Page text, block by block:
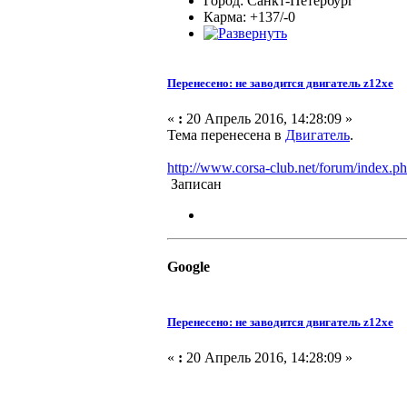
Карма: +137/-0
Перенесено: не заводится двигатель z12xe
« : 20 Апрель 2016, 14:28:09 »
Тема перенесена в Двигатель.
http://www.corsa-club.net/forum/
Записан
Google
Перенесено: не заводится двигатель z12xe
« : 20 Апрель 2016, 14:28:09 »